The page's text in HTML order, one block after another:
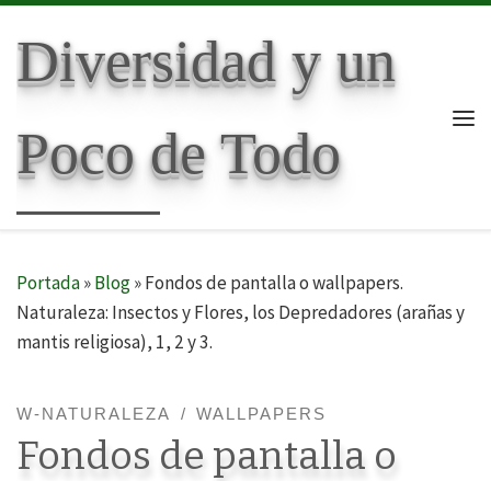
Diversidad y un
Poco de Todo
Portada»Blog»Fondos de pantalla o wallpapers.
Naturaleza: Insectos y Flores, los Depredadores (arañas y
mantis religiosa), 1, 2 y 3.
W-NATURALEZA WALLPAPERS
Fondos de pantalla o